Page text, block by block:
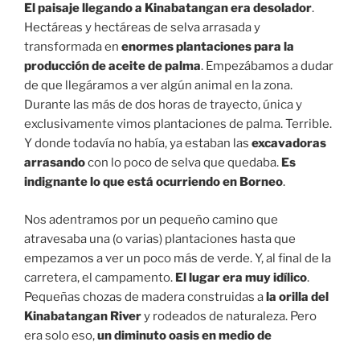
El paisaje llegando a Kinabatangan era desolador.
Hectáreas y hectáreas de selva arrasada y
transformada en enormes plantaciones para la
producción de aceite de palma. Empezábamos a dudar
de que llegáramos a ver algún animal en la zona.
Durante las más de dos horas de trayecto, única y
exclusivamente vimos plantaciones de palma. Terrible.
Y donde todavía no había, ya estaban las excavadoras
arrasandocon lo poco de selva que quedaba. Es
indignante lo que está ocurriendo en Borneo.
Nos adentramos por un pequeño camino que
atravesaba una (o varias) plantaciones hasta que
empezamos a ver un poco más de verde. Y, al final de la
carretera, el campamento. El lugar era muy idílico.
Pequeñas chozas de madera construidas ala orilla del
Kinabatangan Rivery rodeados de naturaleza. Pero
era solo eso,un diminuto oasis en medio de